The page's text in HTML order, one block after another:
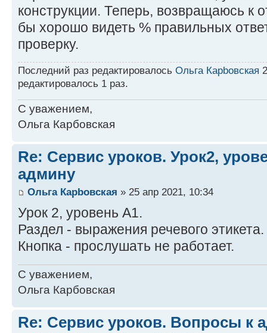
конструкции. Теперь, возвращаюсь к
бы хорошо видеть % правильных
проверку.
Последний раз редактировалось Ольга Карbовская
редактировалось 1 раз.
С уважением,
Ольга Карбовская
Re: Сервис уроков. Урок2,
админу
Ольга Карbовская » 25 апр 2021, 10:34
Урок 2, уровень А1.
Раздел - выражения речевого этикета.
Кнопка - прослушать не работает.
С уважением,
Ольга Карбовская
Re: Сервис уроков. Вопросы к